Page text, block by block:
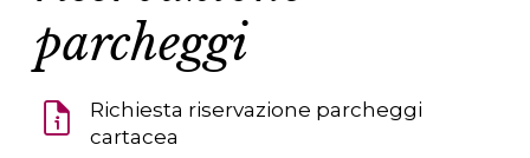
parcheggi
Richiesta riservazione parcheggi
cartacea